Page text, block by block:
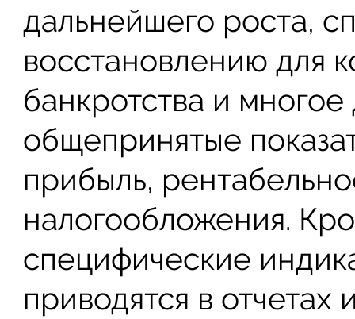
дальнейшего роста,
восстановлению для
банкротства и многое
общепринятые
прибыль,
налогообложения.
специфические
приводятся в